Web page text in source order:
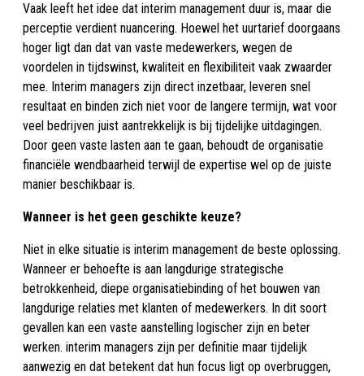
Vaak leeft het idee dat interim management duur is, maar die
perceptie verdient nuancering. Hoewel het uurtarief doorgaans
hoger ligt dan dat van vaste medewerkers, wegen de
voordelen in tijdswinst, kwaliteit en flexibiliteit vaak zwaarder
mee. Interim managers zijn direct inzetbaar, leveren snel
resultaat en binden zich niet voor de langere termijn, wat voor
veel bedrijven juist aantrekkelijk is bij tijdelijke uitdagingen.
Door geen vaste lasten aan te gaan, behoudt de organisatie
financiële wendbaarheid terwijl de expertise wel op de juiste
manier beschikbaar is.
Wanneer is het geen geschikte keuze?
Niet in elke situatie is interim management de beste oplossing.
Wanneer er behoefte is aan langdurige strategische
betrokkenheid, diepe organisatiebinding of het bouwen van
langdurige relaties met klanten of medewerkers. In dit soort
gevallen kan een vaste aanstelling logischer zijn en beter
werken. interim managers zijn per definitie maar tijdelijk
aanwezig en dat betekent dat hun focus ligt op overbruggen,